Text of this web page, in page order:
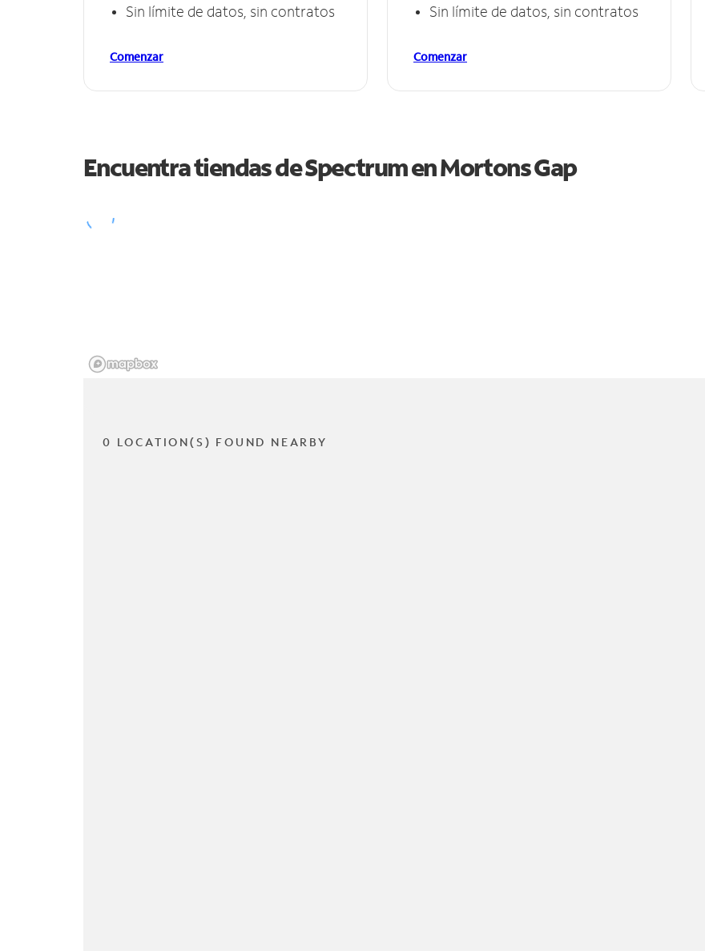
Sin límite de datos, sin contratos
Comenzar
Sin límite de datos, sin contratos
Comenzar
Encuentra tiendas de Spectrum enMortons Gap
0 LOCATION(S) FOUND NEARBY